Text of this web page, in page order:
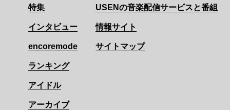
特集
インタビュー
encoremode
ランキング
アイドル
アーカイブ
USENの音楽配信サービスと番組
情報サイト
サイトマップ